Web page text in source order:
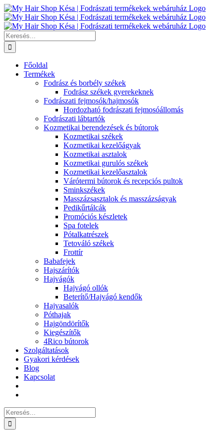
Kihagyás
Keresés...
Főoldal
Termékek
Fodrász és borbély székek
Fodrász székek gyerekeknek
Fodrászati fejmosók/hajmosók
Hordozható fodrászati fejmosóállomás
Fodrászati lábtartók
Kozmetikai berendezések és bútorok
Kozmetikai székek
Kozmetikai kezelőágyak
Kozmetikai asztalok
Kozmetikai gurulós székek
Kozmetikai kezelőasztalok
Várótermi bútorok és recepciós pultok
Sminkszékek
Masszázsasztalok és masszázságyak
Pedikűrtálcák
Promóciós készletek
Spa fotelek
Pótalkatrészek
Tetováló székek
Frottír
Babafejek
Hajszárítók
Hajvágók
Hajvágó ollók
Beterítő/Hajvágó kendők
Hajvasalók
Póthajak
Hajgöndörítők
Kiegészítők
4Rico bútorok
Szolgáltatások
Gyakori kérdések
Blog
Kapcsolat
Keresés...